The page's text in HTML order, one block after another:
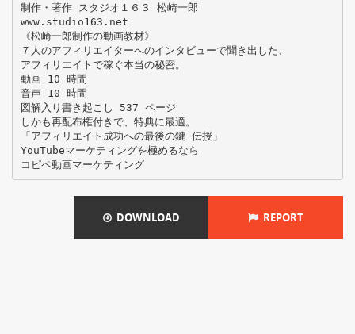
制作・著作 スタジオ１６３ 松崎⼀郎
www.studio163.net
《松崎⼀郎制作の動画教材》
７⼈のアフィリエイターへのインタビューで聞き出した、
アフィリエイトで稼ぐ本当の秘密。
動画 10 時間
⾳声 10 時間
図解⼊り書き起こし 537 ページ
しかも再配布権付きで、特典に最適。
「アフィリエイト成功への最後の鍵 伝授」
YouTubeマーケティングを極めるなら
コピペ動画マーケティング
DOWNLOAD REPORT